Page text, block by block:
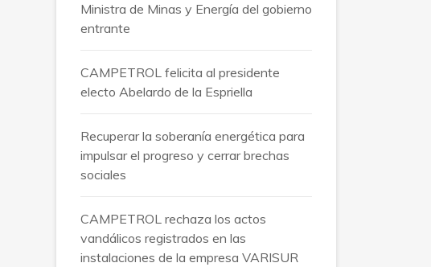
Ministra de Minas y Energía del gobierno
entrante
CAMPETROL felicita al presidente
electo Abelardo de la Espriella
Recuperar la soberanía energética para
impulsar el progreso y cerrar brechas
sociales
CAMPETROL rechaza los actos
vandálicos registrados en las
instalaciones de la empresa VARISUR